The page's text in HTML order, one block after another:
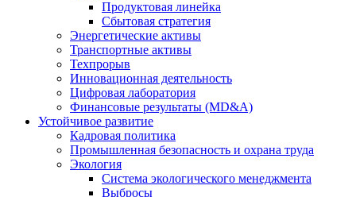
Продуктовая линейка
Сбытовая стратегия
Энергетические активы
Транспортные активы
Техпрорыв
Инновационная деятельность
Цифровая лаборатория
Финансовые результаты (MD&A)
Устойчивое развитие
Кадровая политика
Промышленная безопасность и охрана труда
Экология
Система экологического менеджмента
Выбросы